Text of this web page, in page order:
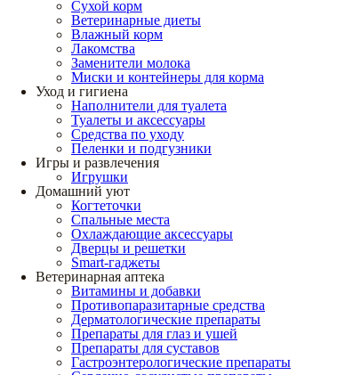
Сухой корм
Ветеринарные диеты
Влажный корм
Лакомства
Заменители молока
Миски и контейнеры для корма
Уход и гигиена
Наполнители для туалета
Туалеты и аксессуары
Средства по уходу
Пеленки и подгузники
Игры и развлечения
Игрушки
Домашний уют
Когтеточки
Спальные места
Охлаждающие аксессуары
Дверцы и решетки
Smart-гаджеты
Ветеринарная аптека
Витамины и добавки
Противопаразитарные средства
Дерматологические препараты
Препараты для глаз и ушей
Препараты для суставов
Гастроэнтерологические препараты